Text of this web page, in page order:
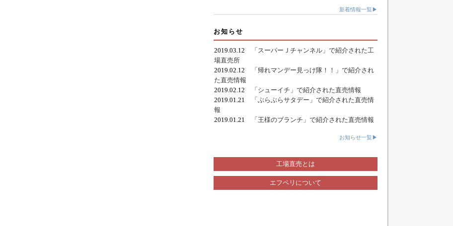
新着情報一覧▶
お知らせ
2019.03.12
「スーパーＪチャンネル」で紹介された工
場直売所
2019.02.12
「帰れマンデー見っけ隊！！」で紹介され
た直売情報
2019.02.12
「シューイチ」で紹介された直売情報
2019.01.21
「ぶらぶらサタデー」で紹介された直売情
報
2019.01.21
「王様のブランチ」で紹介された直売情報
お知らせ一覧▶
工場直売とは
エフペリについて